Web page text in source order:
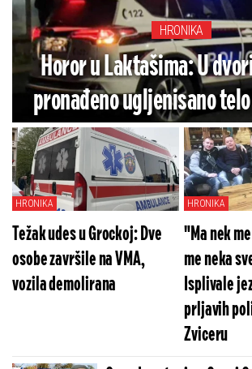
HRONIKA
Horor u Laktašima: U
pronađeno ugljenisano
policija utvrđuje
HRONIKA
Težak udes u Grockoj: Dve
osobe završile na VMA,
vozila demolirana
HRONIKA
"Ma nek
me neka
Isplivale
prljavih
Zviceru